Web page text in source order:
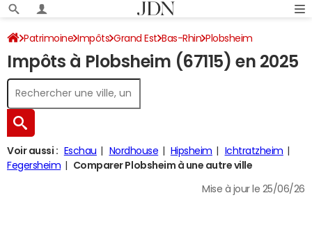
Patrimoine Impôts Grand Est Bas-Rhin Plobsheim
Impôt sur le revenu
Impôts à Plobsheim (67115) en 2025
Voir aussi : Eschau Nordhouse Hipsheim
Ichtratzheim
Fegersheim
Comparer Plobsheim à une autre ville
Mise à jour le 25/06/26